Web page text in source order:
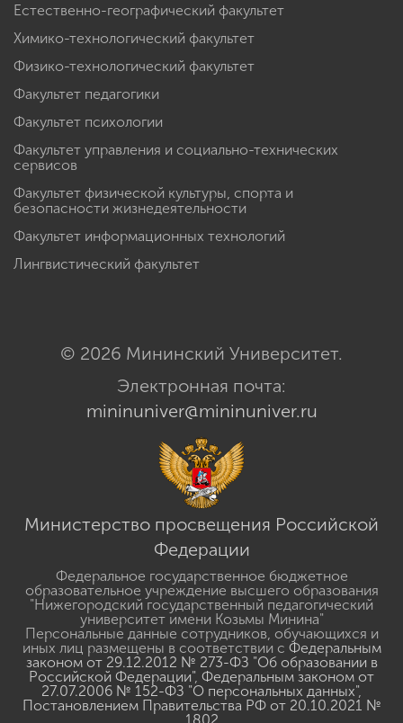
Естественно-географический факультет
Химико-технологический факультет
Физико-технологический факультет
Факультет педагогики
Факультет психологии
Факультет управления и социально-технических
сервисов
Факультет физической культуры, спорта и
безопасности жизнедеятельности
Факультет информационных технологий
Лингвистический факультет
© 2026 Мининский Университет.
Электронная почта:
mininuniver@mininuniver.ru
Министерство просвещения Российской
Федерации
Федеральное государственное бюджетное
образовательное учреждение высшего образования
"Нижегородский государственный педагогический
университет имени Козьмы Минина"
Персональные данные сотрудников, обучающихся и
иных лиц размещены в соответствии с Федеральным
законом от 29.12.2012 № 273-ФЗ "Об образовании в
Российской Федерации", Федеральным законом от
27.07.2006 № 152-ФЗ "О персональных данных",
Постановлением Правительства РФ от 20.10.2021 №